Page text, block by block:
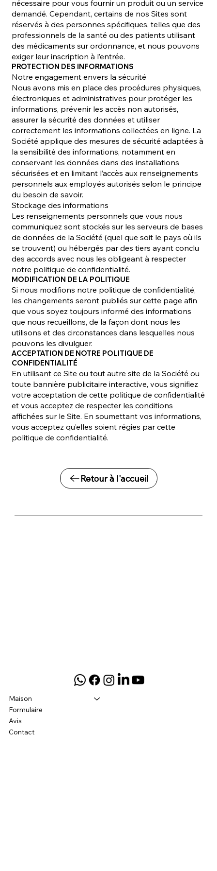
Retour à l'accueil
nécessaire pour vous fournir un produit ou un service
demandé. Cependant, certains de nos Sites sont
réservés à des personnes spécifiques, telles que des
professionnels de la santé ou des patients utilisant
des médicaments sur ordonnance, et nous pouvons
exiger leur inscription à l’entrée.
PROTECTION DES INFORMATIONS
Notre engagement envers la sécurité
Nous avons mis en place des procédures physiques,
électroniques et administratives pour protéger les
informations, prévenir les accès non autorisés,
assurer la sécurité des données et utiliser
correctement les informations collectées en ligne. La
Société applique des mesures de sécurité adaptées à
la sensibilité des informations, notamment en
conservant les données dans des installations
sécurisées et en limitant l’accès aux renseignements
personnels aux employés autorisés selon le principe
du besoin de savoir.
Stockage des informations
Les renseignements personnels que vous nous
communiquez sont stockés sur les serveurs de bases
de données de la Société (quel que soit le pays où ils
se trouvent) ou hébergés par des tiers ayant conclu
des accords avec nous les obligeant à respecter
notre politique de confidentialité.
MODIFICATION DE LA POLITIQUE
Si nous modifions notre politique de confidentialité,
les changements seront publiés sur cette page afin
que vous soyez toujours informé des informations
que nous recueillons, de la façon dont nous les
utilisons et des circonstances dans lesquelles nous
pouvons les divulguer.
ACCEPTATION DE NOTRE POLITIQUE DE
CONFIDENTIALITÉ
En utilisant ce Site ou tout autre site de la Société ou
toute bannière publicitaire interactive, vous signifiez
votre acceptation de cette politique de confidentialité
et vous acceptez de respecter les conditions
affichées sur le Site. En soumettant vos informations,
vous acceptez qu’elles soient régies par cette
politique de confidentialité.
Maison
Formulaire
Avis
Contact